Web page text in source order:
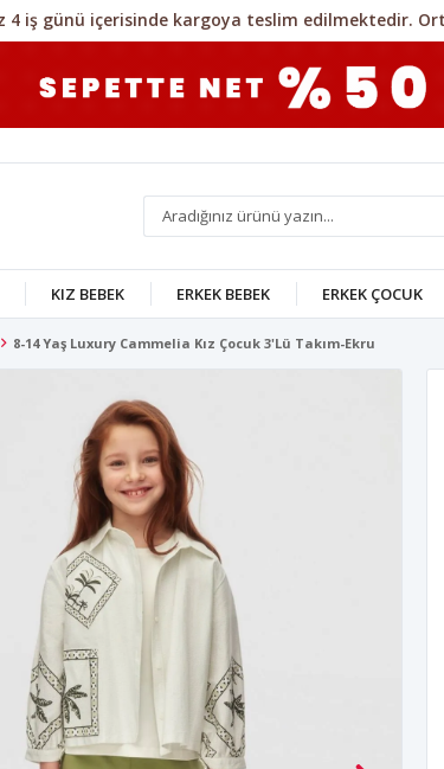
KIZ BEBEK ERKEK BEBEK ERKEK ÇOCUK
8-14 Yaş Luxury Cammelia Kız Çocuk 3'Lü Takım-Ekru